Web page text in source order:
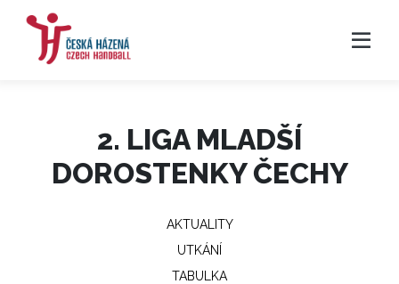
2. LIGA MLADŠÍ
DOROSTENKY ČECHY
AKTUALITY
UTKÁNÍ
TABULKA